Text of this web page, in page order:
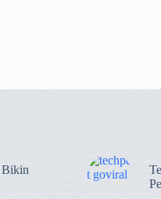
Bikin